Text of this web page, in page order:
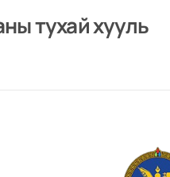
тухай хууль